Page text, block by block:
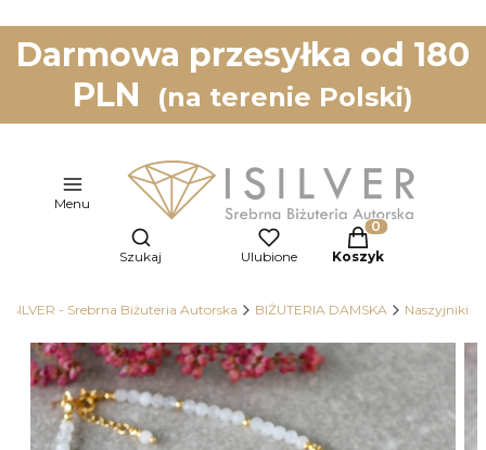
Darmowa przesyłka od 180
PLN
(na terenie Polski)
Menu
Otwórz wyszukiwarkę
Szukaj Ulubione
Produkty w
Koszyk
ISILVER - Srebrna Biżuteria Autorska BIŻUTERIA DAMSKA Naszyjniki